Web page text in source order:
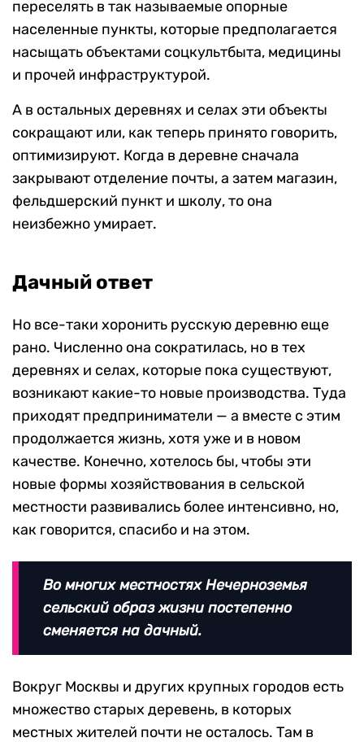
переселять в так называемые опорные
населенные пункты, которые предполагается
насыщать объектами соцкультбыта, медицины
и прочей инфраструктурой.
А в остальных деревнях и селах эти объекты
сокращают или, как теперь принято говорить,
оптимизируют. Когда в деревне сначала
закрывают отделение почты, а затем магазин,
фельдшерский пункт и школу, то она
неизбежно умирает.
Дачный ответ
Но все-таки хоронить русскую деревню еще
рано. Численно она сократилась, но в тех
деревнях и селах, которые пока существуют,
возникают какие-то новые производства. Туда
приходят предприниматели — а вместе с этим
продолжается жизнь, хотя уже и в новом
качестве. Конечно, хотелось бы, чтобы эти
новые формы хозяйствования в сельской
местности развивались более интенсивно, но,
как говорится, спасибо и на этом.
Во многих местностях Нечерноземья
сельский образ жизни постепенно
сменяется на дачный.
Вокруг Москвы и других крупных городов есть
множество старых деревень, в которых
местных жителей почти не осталось. Там в